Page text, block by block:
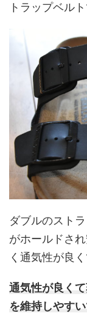
トラップベルト
ダブルのスト
がホールドさ
く通気性が良
通気性が良く
を維持しやすい